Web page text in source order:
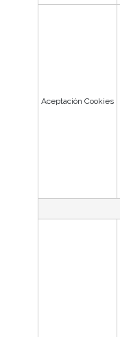
Aceptación Cookies